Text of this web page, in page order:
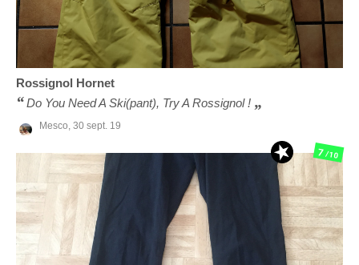
Rossignol Hornet
Do You Need A Ski(pant), Try A Rossignol !
Mesco, 30 sept. 19
7/10